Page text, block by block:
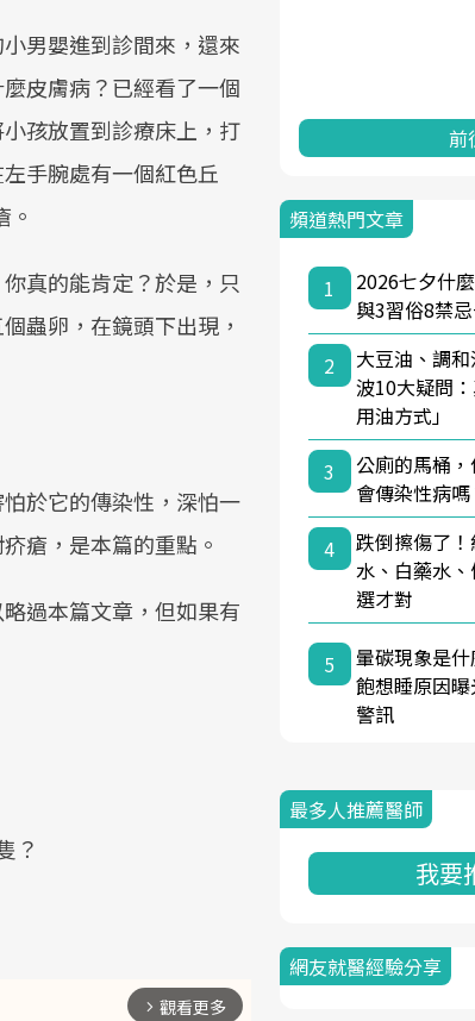
男嬰進到診間來，還來
皮膚病？已經看了一個
孩放置到診療床上，打
手腕處有一個紅色丘
真的能肯定？於是，只
蟲卵，在鏡頭下出現，
於它的傳染性，深怕一
瘡，是本篇的重點。
過本篇文章，但如果有
？
arrow_forward_ios 觀看更多
，更是民眾了解自身健康
康管理的重要起點。
前往專題
前往專題
前往專題 前
頻道熱門文章
1
2026七夕什
與3習俗8禁
2
大豆油、調
波10大疑問
用油方式」
3
公廁的馬桶
會傳染性病
4
跌倒擦傷了
水、白藥水
選才對
5
暈碳現象是
飽想睡原因
警訊
最多人推薦醫師
我要
網友就醫經驗分享